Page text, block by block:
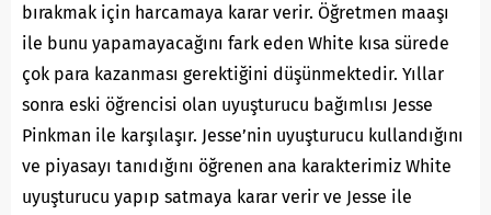
bırakmak için harcamaya karar verir. Öğretmen maaşı
ile bunu yapamayacağını fark eden White kısa sürede
çok para kazanması gerektiğini düşünmektedir. Yıllar
sonra eski öğrencisi olan uyuşturucu bağımlısı Jesse
Pinkman ile karşılaşır. Jesse’nin uyuşturucu kullandığını
ve piyasayı tanıdığını öğrenen ana karakterimiz White
uyuşturucu yapıp satmaya karar verir ve Jesse ile